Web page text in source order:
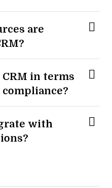
are
in terms
with